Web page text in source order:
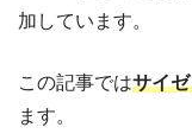
加しています。
この記事ではサイ
ます。